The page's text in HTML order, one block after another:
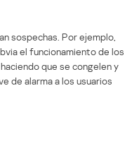
sospechas. Por ejemplo,
el funcionamiento de los
que se congelen y
de alarma a los usuarios